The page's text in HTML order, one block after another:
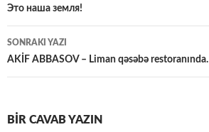
üzrə
naviqasiya
Это наша земля!
SONRAKI YAZI
AKİF ABBASOV – Liman qəsəbə restoranında.
BIR CAVAB YAZIN